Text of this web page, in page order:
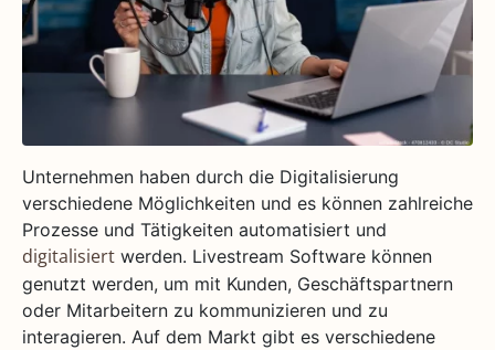
Unternehmen haben durch die Digitalisierung
verschiedene Möglichkeiten und es können zahlreiche
Prozesse und Tätigkeiten automatisiert und
digitalisiert werden. Livestream Software können
genutzt werden, um mit Kunden, Geschäftspartnern
oder Mitarbeitern zu kommunizieren und zu
interagieren. Auf dem Markt gibt es verschiedene